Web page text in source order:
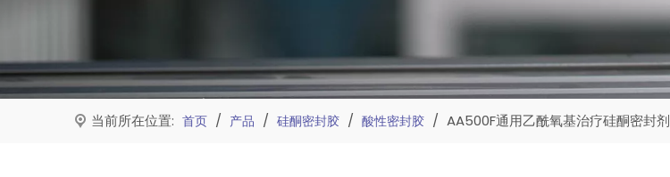
当前所在位置: 首页 / 产品 / 硅酮密封胶 / 酸性密封胶 / AA500F通用乙酰氧基治疗硅酮密封剂